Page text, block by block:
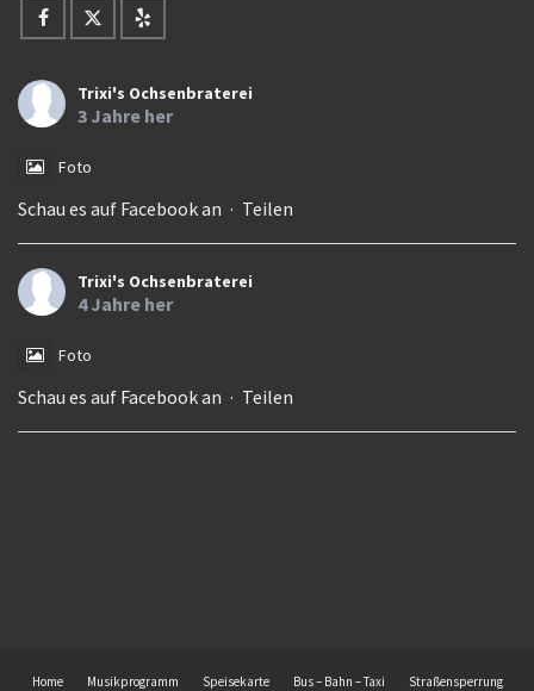
Trixi's Ochsenbraterei
3 Jahre her
Foto
Schau es auf Facebook an · Teilen
Trixi's Ochsenbraterei
4 Jahre her
Foto
Schau es auf Facebook an · Teilen
Home Musikprogramm Speisekarte Bus – Bahn – Taxi Straßensperrung